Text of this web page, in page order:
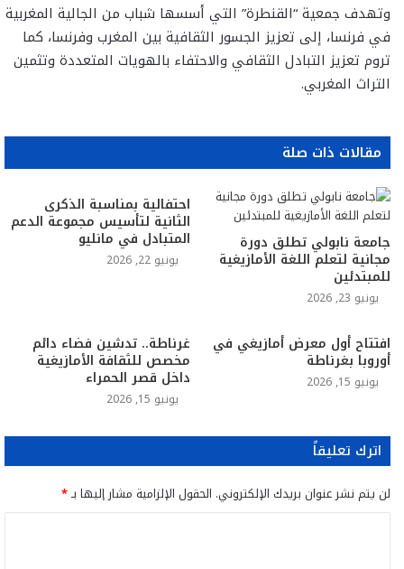
وتهدف جمعية “القنطرة” التي أسسها شباب من الجالية المغربية
في فرنسا، إلى تعزيز الجسور الثقافية بين المغرب وفرنسا، كما
تروم تعزيز التبادل الثقافي والاحتفاء بالهويات المتعددة وتثمين
التراث المغربي.
مقالات ذات صلة
جامعة نابولي تطلق دورة
مجانية لتعلم اللغة الأمازيغية
للمبتدئين
يونيو 23, 2026
احتفالية بمناسبة الذكرى
الثانية لتأسيس مجموعة الدعم
المتبادل في مانليو
يونيو 22, 2026
افتتاح أول معرض أمازيغي في
أوروبا بغرناطة
يونيو 15, 2026
غرناطة.. تدشين فضاء دائم
مخصص للثقافة الأمازيغية
داخل قصر الحمراء
يونيو 15, 2026
اترك تعليقاً
لن يتم نشر عنوان بريدك الإلكتروني. الحقول الإلزامية مشار إليها بـ*